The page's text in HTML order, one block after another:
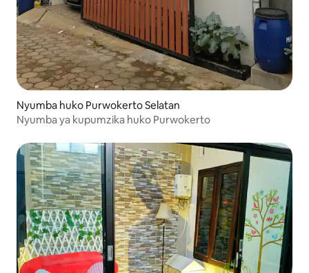
Nyumba huko Purwokerto Selatan
Nyumba ya kupumzika huko Purwokerto